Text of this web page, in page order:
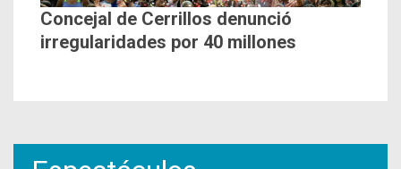
Concejal de Cerrillos denunció
irregularidades por 40 millones